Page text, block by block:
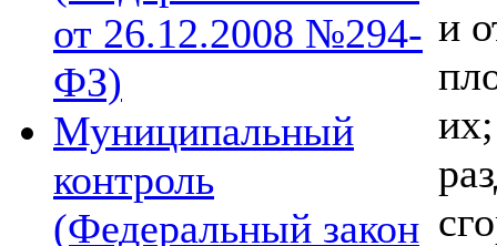
от 26.12.2008 №294-
ФЗ)
Муниципальный
контроль
(Федеральный закон
и